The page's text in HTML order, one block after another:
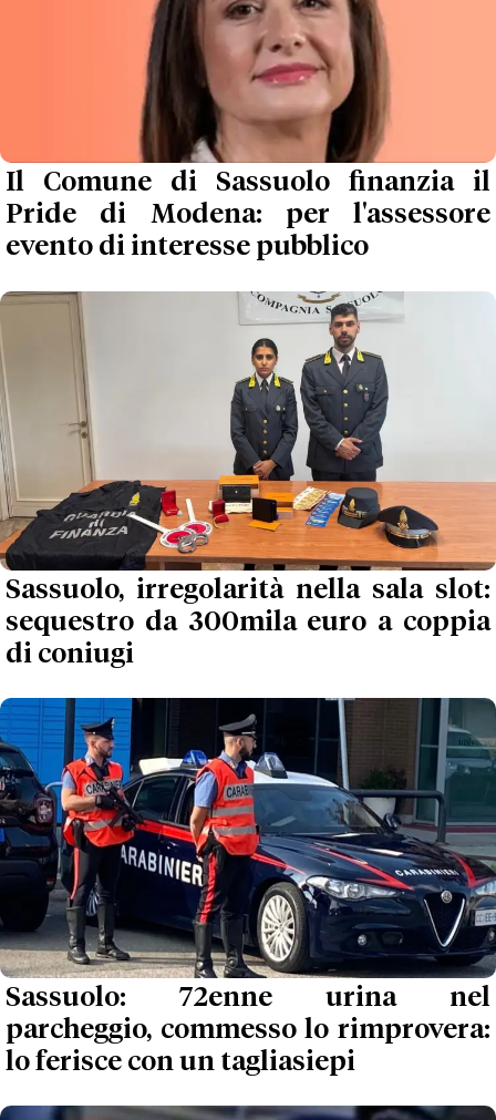
Il Comune di Sassuolo finanzia il
Pride di Modena: per l'assessore
evento di interesse pubblico
Sassuolo, irregolarità nella sala slot:
sequestro da 300mila euro a coppia
di coniugi
Sassuolo: 72enne urina nel
parcheggio, commesso lo rimprovera:
lo ferisce con un tagliasiepi